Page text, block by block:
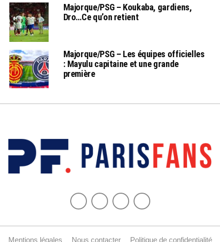
Majorque/PSG – Koukaba, gardiens,
Dro…Ce qu’on retient
Majorque/PSG – Les équipes officielles
: Mayulu capitaine et une grande
première
Mentions légales Nous contacter Politique de confidentialité